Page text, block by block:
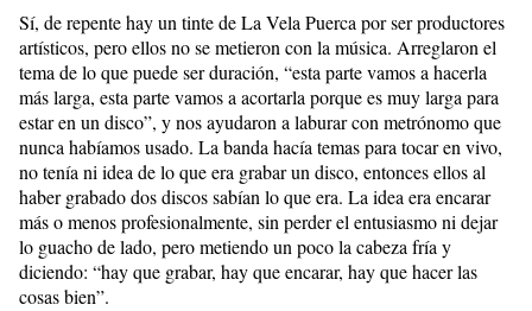
Sí, de repente hay un tinte de La Vela Puerca por ser productores
artísticos, pero ellos no se metieron con la música. Arreglaron el
tema de lo que puede ser duración, “esta parte vamos a hacerla
más larga, esta parte vamos a acortarla porque es muy larga para
estar en un disco”, y nos ayudaron a laburar con metrónomo que
nunca habíamos usado. La banda hacía temas para tocar en vivo,
no tenía ni idea de lo que era grabar un disco, entonces ellos al
haber grabado dos discos sabían lo que era. La idea era encarar
más o menos profesionalmente, sin perder el entusiasmo ni dejar
lo guacho de lado, pero metiendo un poco la cabeza fría y
diciendo: “hay que grabar, hay que encarar, hay que hacer las
cosas bien”.